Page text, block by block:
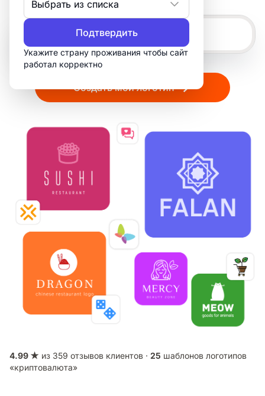
Выбрать из списка
Подтвердить
Укажите страну проживания чтобы сайт
работал корректно
Создать мой логотип
4.99 ★ из 359 отзывов клиентов · 25 шаблонов логотипов
«криптовалюта»